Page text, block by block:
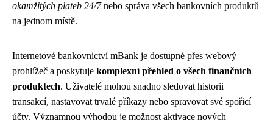
okamžitých plateb 24/7nebo správa všech bankovních produktů
na jednom místě.
Internetové bankovnictví mBank je dostupné přes webový
prohlížeč a poskytuje komplexní přehled o všech finančních
produktech. Uživatelé mohou snadno sledovat historii
transakcí, nastavovat trvalé příkazy nebo spravovat své spořicí
účty. Významnou výhodou je možnost aktivace nových